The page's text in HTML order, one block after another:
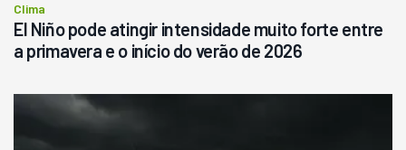
Clima
El Niño pode atingir intensidade muito forte entre
a primavera e o início do verão de 2026